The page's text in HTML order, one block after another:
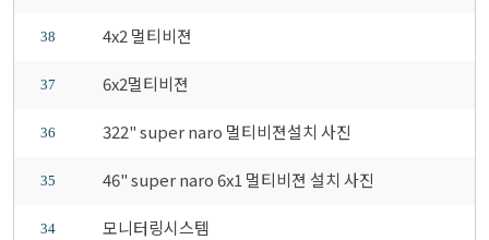
38 4x2 멀티비젼
37 6x2멀티비젼
36 322" super naro 멀티비젼설치 사진
35 46" super naro 6x1 멀티비젼 설치 사진
34 모니터링시스템